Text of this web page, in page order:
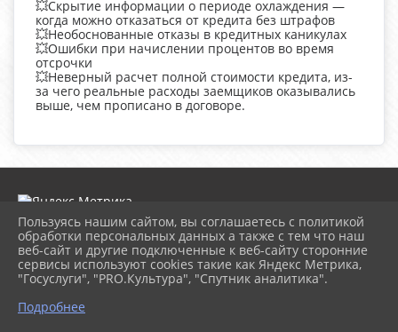
💥Скрытие информации о периоде охлаждения —
когда можно отказаться от кредита без штрафов
💥Необоснованные отказы в кредитных каникулах
💥Ошибки при начислении процентов во время
отсрочки
💥Неверный расчет полной стоимости кредита, из-
за чего реальные расходы заемщиков оказывались
выше, чем прописано в договоре.
2026 г. childrenlib.pavkult.ru
Вход
Карта сайта
Политика обработки персональных данных
Пользуясь нашим сайтом, вы соглашаетесь с политикой
обработки персональных данных а также с тем что наш
веб-сайт и другие подключенные к веб-сайту сторонние
сервисы используют cookies такие как Яндекс Метрика,
"Госуслуги", "PRO.Культура", "Спутник аналитика".
Подробнее